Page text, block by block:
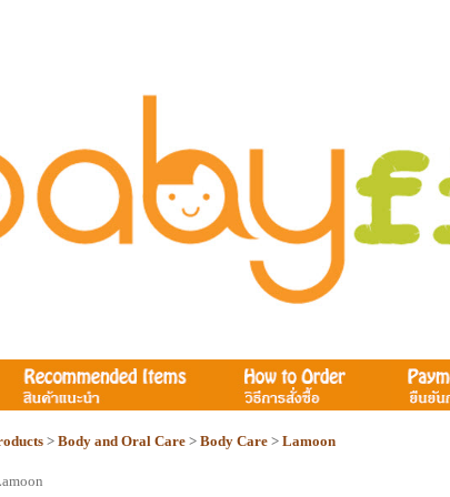
>Body and Oral Care >Body Care >Lamoon